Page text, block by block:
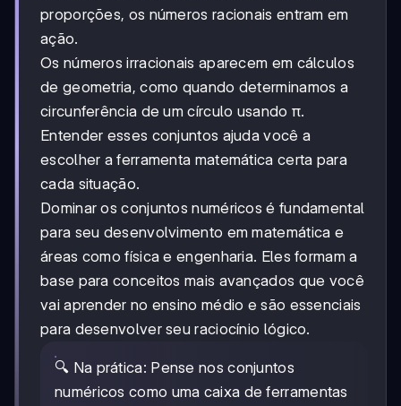
proporções, os números racionais entram em
ação.
Os números irracionais aparecem em cálculos
de geometria, como quando determinamos a
circunferência de um círculo usando π.
Entender esses conjuntos ajuda você a
escolher a ferramenta matemática certa para
cada situação.
Dominar os conjuntos numéricos é fundamental
para seu desenvolvimento em matemática e
áreas como física e engenharia. Eles formam a
base para conceitos mais avançados que você
vai aprender no ensino médio e são essenciais
para desenvolver seu raciocínio lógico.
🔍 Na prática: Pense nos conjuntos
numéricos como uma caixa de ferramentas